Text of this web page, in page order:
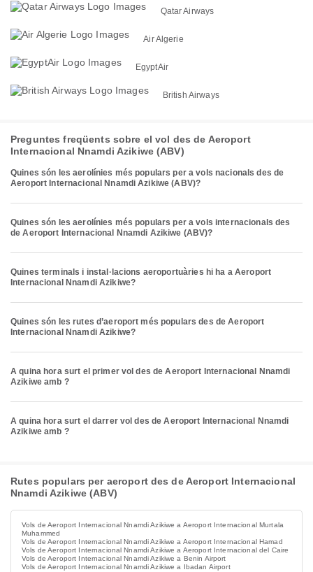
Qatar Airways
Air Algerie
EgyptAir
British Airways
Preguntes freqüents sobre el vol des de Aeroport
Internacional Nnamdi Azikiwe (ABV)
Quines són les aerolínies més populars per a vols nacionals des de
Aeroport Internacional Nnamdi Azikiwe (ABV)?
Quines són les aerolínies més populars per a vols internacionals des
de Aeroport Internacional Nnamdi Azikiwe (ABV)?
Quines terminals i instal·lacions aeroportuàries hi ha a Aeroport
Internacional Nnamdi Azikiwe?
Quines són les rutes d’aeroport més populars des de Aeroport
Internacional Nnamdi Azikiwe?
A quina hora surt el primer vol des de Aeroport Internacional Nnamdi
Azikiwe amb ?
A quina hora surt el darrer vol des de Aeroport Internacional Nnamdi
Azikiwe amb ?
Rutes populars per aeroport des de Aeroport Internacional
Nnamdi Azikiwe (ABV)
Vols de Aeroport Internacional Nnamdi Azikiwe a Aeroport Internacional Murtala
Muhammed
Vols de Aeroport Internacional Nnamdi Azikiwe a Aeroport Internacional Hamad
Vols de Aeroport Internacional Nnamdi Azikiwe a Aeroport Internacional del Caire
Vols de Aeroport Internacional Nnamdi Azikiwe a Benin Airport
Vols de Aeroport Internacional Nnamdi Azikiwe a Ibadan Airport